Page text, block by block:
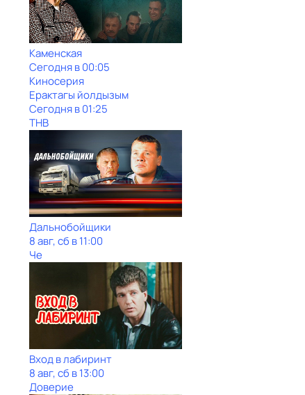
Каменская
Сегодня в 00:05
Киносерия
Ерактагы йолдызым
Сегодня в 01:25
ТНВ
Дальнобойщики
8 авг, сб в 11:00
Че
Вход в лабиринт
8 авг, сб в 13:00
Доверие